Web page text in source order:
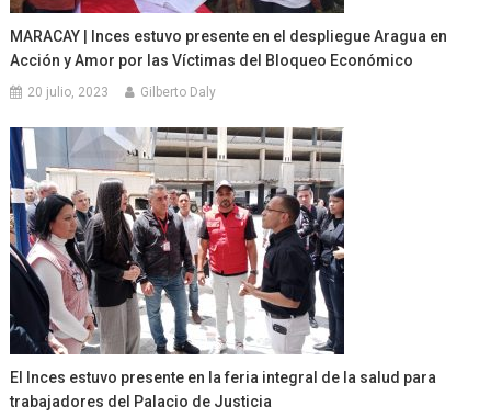
MARACAY | Inces estuvo presente en el despliegue Aragua en
Acción y Amor por las Víctimas del Bloqueo Económico
20 julio, 2023 Gilberto Daly
El Inces estuvo presente en la feria integral de la salud para
trabajadores del Palacio de Justicia